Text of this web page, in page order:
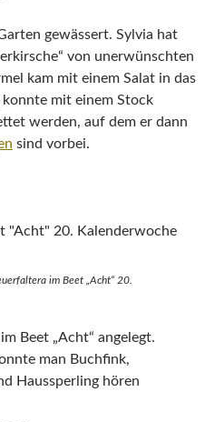
gewässert. Sylvia hat
von unerwünschten
kam mit einem Salat in das
konnte mit einem Stock
werden, auf dem er dann
sind vorbei.
im Beet „Acht“ 20.
Beet „Acht“ angelegt.
man Buchfink,
Haussperling hören